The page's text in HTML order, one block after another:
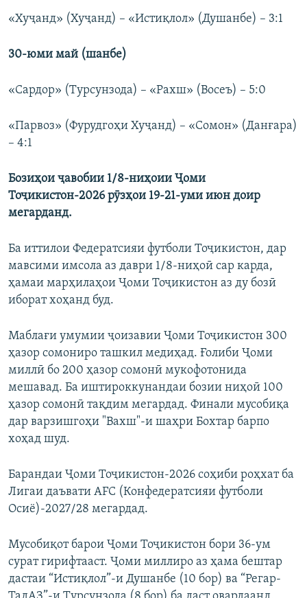
«Хуҷанд» (Хуҷанд) – «Истиқлол» (Душанбе) – 3:1
30-юми май (шанбе)
«Сардор» (Турсунзода) – «Рахш» (Восеъ) – 5:0
«Парвоз» (Фурудгоҳи Хуҷанд) – «Сомон» (Данғара)
– 4:1
Бозиҳои ҷавобии 1/8-ниҳоии Ҷоми
Тоҷикистон-2026 рӯзҳои 19-21-уми июн доир
мегарданд.
Ба иттилои Федератсияи футболи Тоҷикистон, дар
мавсими имсола аз даври 1/8-ниҳоӣ сар карда,
ҳамаи марҳилаҳои Ҷоми Тоҷикистон аз ду бозӣ
иборат хоҳанд буд.
Маблағи умумии ҷоизавии Ҷоми Тоҷикистон 300
ҳазор сомониро ташкил медиҳад. Ғолиби Ҷоми
миллӣ бо 200 ҳазор сомонӣ мукофотонида
мешавад. Ба иштироккунандаи бозии ниҳоӣ 100
ҳазор сомонӣ тақдим мегардад. Финали мусобиқа
дар варзишгоҳи "Вахш"-и шаҳри Бохтар барпо
хоҳад шуд.
Барандаи Ҷоми Тоҷикистон-2026 соҳиби роҳхат ба
Лигаи даъвати AFC (Конфедератсияи футболи
Осиё)-2027/28 мегардад.
Мусобиқот барои Ҷоми Тоҷикистон бори 36-ум
сурат гирифтааст. Ҷоми миллиро аз ҳама бештар
дастаи “Истиқлол”-и Душанбе (10 бор) ва “Регар-